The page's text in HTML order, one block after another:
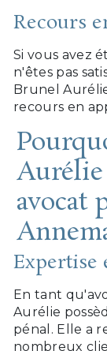
Recours
Si vous avez
n'êtes pas
Brunel
recours en
avocat
Expertise
En tant
Aurélie
pénal. Elle a
nombreux